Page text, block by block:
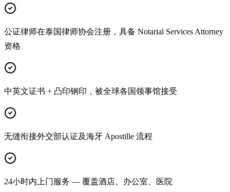
公证律师在泰国律师协会注册，具备 Notarial Services Attorney
资格
中英文证书 + 凸印钢印，被全球各国领事馆接受
无缝衔接外交部认证及海牙 Apostille 流程
24小时内上门服务 — 覆盖酒店、办公室、医院